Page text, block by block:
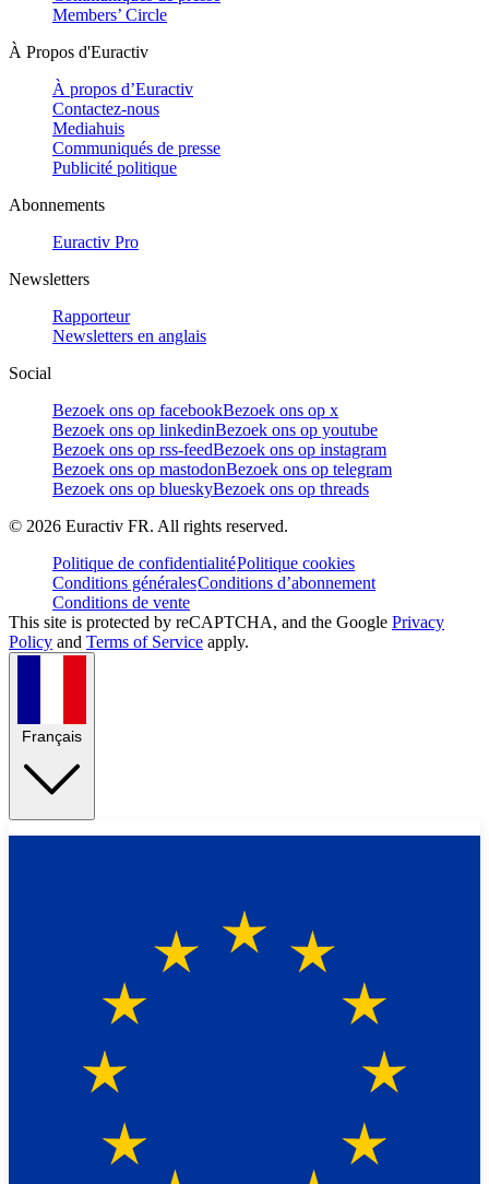
Members’ Circle
À Propos d'Euractiv
À propos d’Euractiv
Contactez-nous
Mediahuis
Communiqués de presse
Publicité politique
Abonnements
Euractiv Pro
Newsletters
Rapporteur
Newsletters en anglais
Social
Bezoek ons op facebookBezoek ons op x
Bezoek ons op linkedinBezoek ons op youtube
Bezoek ons op rss-feedBezoek ons op instagram
Bezoek ons op mastodonBezoek ons op telegram
Bezoek ons op blueskyBezoek ons op threads
© 2026 Euractiv FR. All rights reserved.
Politique de confidentialitéPolitique cookies
Conditions généralesConditions d’abonnement
Conditions de vente
This site is protected by reCAPTCHA, and the Google Privacy
Policy and Terms of Service apply.
Français